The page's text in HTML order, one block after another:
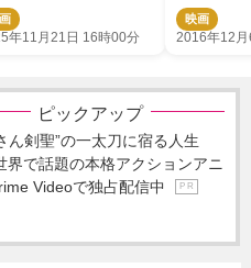
年11月21日 16時00分
映画
2016年12
ピックアップ
ん剣聖”の一太刀に宿る人生
で話題の本格アクションアニ
Videoで独占配信中
P R